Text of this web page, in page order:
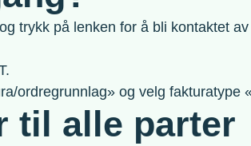
trykk på lenken for å bli kontaktet
ordregrunnlag» og velg fakturatype
til alle parter